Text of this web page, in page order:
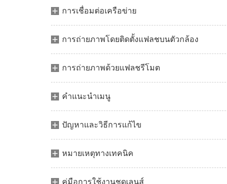
การเชื่อมต่อเครือข่าย
การถ่ายภาพโดยติดตั้งแฟลชบนตัวกล้อง
การถ่ายภาพด้วยแฟลชรีโมต
คำแนะนำเมนู
ปัญหาและวิธีการแก้ไข
หมายเหตุทางเทคนิค
คู่มือการใช้งานชุดเลนส์